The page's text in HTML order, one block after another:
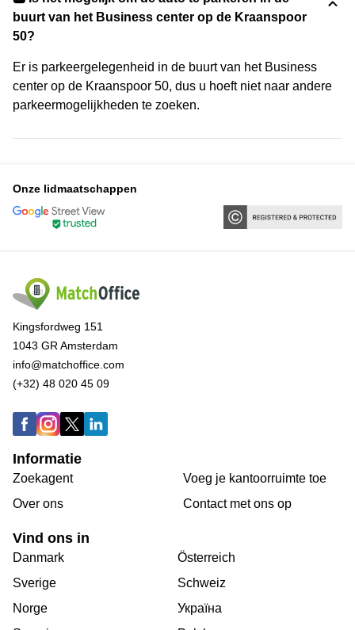
buurt van het Business center op de Kraanspoor
50?
Er is parkeergelegenheid in de buurt van het Business
center op de Kraanspoor 50, dus u hoeft niet naar andere
parkeermogelijkheden te zoeken.
Onze lidmaatschappen
Kingsfordweg 151
1043 GR Amsterdam
info@matchoffice.com
(+32) 48 020 45 09
Informatie
Zoekagent
Over ons
Voeg je kantoorruimte toe
Сontact met ons op
Vind ons in
Danmark
Sverige
Norge
Österreich
Schweiz
Україна